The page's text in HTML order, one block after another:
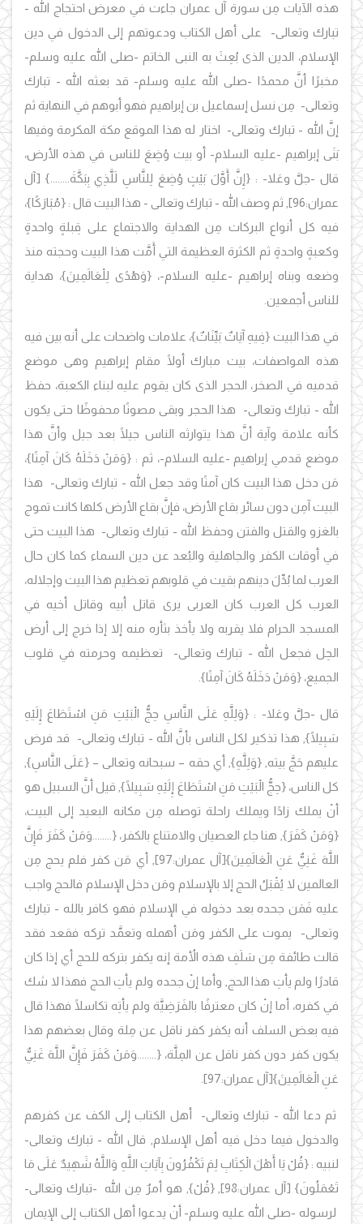
هذه الآيات مِن سورة آل عمران جاءت في معرض احتجاج الله -
تبارك وتعالى- على أهل الكتاب ودعوتهم إلى الدخول في دين
الإسلام، الدين الذى بُعِثَ به النبى الخاتم -صلى الله عليه وسلم-
مخبرًا أنَّ محمدًا -صلى الله عليه وسلم- قد بعثه الله - تبارك
وتعالى- مِن نسل إسماعيل بن إبراهيم فهو أبوهم في النهاية ثم
إنَّ الله - تبارك وتعالى- اختار له هذا الموقع مكة المكرمة وفيها
بَنَى إبراهيم -عليه السلام- أو بيت وُضِعَ للناس في هذه الأرض،
قال -جلَّ وعَلا- : {إِنَّ أَوَّلَ بَيْتٍ وُضِعَ لِلنَّاسِ لَلَّذِي بِبَكَّةَ........} [آل
عمران:96],
ثم وصف الله - تبارك وتعالى - هذا البيت قال : {مُبَارَكًا}،
فيه كل أنواع البركات مِن الهداية والاجتماع على قِبلةٍ واحدةٍ
وكعبةٍ واحدةٍ ثم الكثرة العظيمة التي أَمَّت هذا البيت وحجته منذ
وضعه وبناه إبراهيم -عليه السلام-، {وَهُدًى لِلْعَالَمِينَ}، هداية
للناس أجمعين.
في هذا البيت {فِيهِ آيَاتٌ بَيِّنَاتٌ}، علامات واضحات على أنه بين فيه
هذه المواصفات، بيت مبارك أولًا مقام إبراهيم وهى موضع
قدميه في الصخر، الحجر الذى كان يقوم عليه لبناء الكعبة، حفظ
الله - تبارك وتعالى- هذا الحجر وبقى مصونًا محفوظًا حتى يكون
كأنه علامة وآية أنَّ هذا يتوارثه الناس جيلًا بعد جيل وأنَّ هذا
موضع قدمي إبراهيم -عليه السلام-، ثم : {وَمَنْ دَخَلَهُ كَانَ آمِنًا}،
مَن دخل هذا البيت كان آمنًا وقد جعل الله - تبارك وتعالى- هذا
البيت آمِن دون سائر بقاع الأرض، فإنَّ بقاع الأرض كلها كانت تموج
بالغزو والقتل والفتن وحفظ الله - تبارك وتعالى- هذا البيت حتى
في أوقات الكفر والجاهلية والبُعد عن دين السماء كما كان حال
العرب لما بُدِّلَ دينهم بقيت في قلوبهم تعظيم هذا البيت وإجلاله،
العرب كل العرب كان العربى يرى قاتل أبيه وقاتل أخيه في
المسجد الحرام فلا يقربه ولا يأخذ بثأره منه إلا إذا خرج إلى أرض
الحِل فجعل الله - تبارك وتعالى- تعظيمه وحرمته في قلوب
الجميع، {وَمَنْ دَخَلَهُ كَانَ آمِنًا}
قال -جلَّ وعَلا- : {وَلِلَّهِ عَلَى النَّاسِ حِجُّ الْبَيْتِ مَنِ اسْتَطَاعَ إِلَيْهِ
سَبِيلًا} , هذا تذكير لكل الناس بأنَّ الله - تبارك وتعالى- قد فرض
عليهم حَجَّ بيته,{وَلِلَّهِ}, أي حقه – سبحانه وتعالى – {عَلَى النَّاسِ},
كل الناس،{حِجُّ الْبَيْتِ مَنِ اسْتَطَاعَ إِلَيْهِ سَبِيلًا}, قيل أنَّ السبيل هو
أنْ يملك زادًا ويملك راحلة توصله مِن مكانه البعيد إلى البيت،
{وَمَنْ كَفَرَ }, هنا جاء العصيان والامتناع بالكفر، {
وَمَنْ كَفَرَ فَإِنَّ
اللَّهَ غَنِيٌّ عَنِ الْعَالَمِينَ
}[آل عمران:97], أي مَن كفر فلم يحج مِن
العالمين لا يُقْبَلُ الحج إلا بالإسلام ومَن دخل الإسلام فالحج واجب
عليه فَمَن جحده بعد دخوله في الإسلام فهو كافر بالله - تبارك
وتعالى- يموت على الكفر ومَن أهمله وتعمَّد تركه فقعد فقد
قالت طائفة مِن سَلَفِ هذه الأُمة إنه يكفر بتركه للحج أي إذا كان
قادرًا ولم يأتِ هذا الحج, وأما إنْ جحده ولم يأتِ الحج فهذا لا شك
في كفره، أما إنْ كان معترفًا بالفَرَضِيَّة ولم يأتِه تكاسلًا فهذا قال
فيه بعض السلف أنه يكفر كفر ناقل عن مِلة وقال بعضهم هذا
يكون كفر دون كفر ناقل عن المِلَّة، {........وَمَنْ كَفَرَ فَإِنَّ اللَّهَ غَنِيٌّ
عَنِ الْعَالَمِينَ}[آل عمران:97].
ثم دعا الله - تبارك وتعالى- أهل الكتاب إلى الكف عن كفرهم
والدخول فيما دخل فيه أهل الإسلام, قال الله - تبارك وتعالى-
لنبيه :{قُلْ يَا أَهْلَ الْكِتَابِ لِمَ تَكْفُرُونَ بِآيَاتِ اللَّهِ وَاللَّهُ شَهِيدٌ عَلَى مَا
تَعْمَلُونَ} [آل عمران:98], {قُلْ}, هو أمرٌ مِن الله -تبارك وتعالى-
لرسوله -صلى الله عليه وسلم- أنْ يدعوا أهل الكتاب إلى الإيمان